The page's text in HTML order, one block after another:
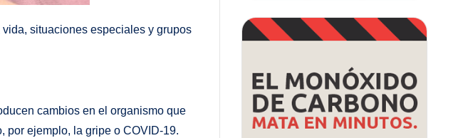
situaciones especiales y grupos
cambios en el organismo que
por ejemplo, la gripe o COVID-19.